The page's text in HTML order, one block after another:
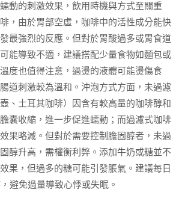
動的刺激效果，飲用時機與方式至關重
，由於胃部空虛，咖啡中的活性成分能快
最強烈的反應。但對於胃酸過多或胃食道
能導致不適，建議搭配少量食物如麵包或
度也值得注意，過燙的液體可能燙傷食
道刺激較為溫和。沖泡方式方面，未過濾
、土耳其咖啡）因含有較高量的咖啡醇和
囊收縮，進一步促進蠕動；而過濾式咖啡
果略減。但對於需要控制膽固醇者，未過
醇升高，需權衡利弊。添加牛奶或糖並不
果，但過多的糖可能引發脹氣。建議每日
避免過量導致心悸或失眠。